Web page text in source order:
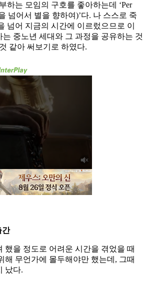
하는 모임의 구호를 좋아하는데 ‘Per
넘어서 별을 향하여)’다. 나 스스로 죽
넘어 지금의 시간에 이르렀으므로 이
중노년 세대와 그 과정을 공유하는 것
같아 써보기로 하였다.
간
했을 정도로 어려운 시간을 겪었을 때
해 무언가에 몰두해야만 했는데, 그때
났다.